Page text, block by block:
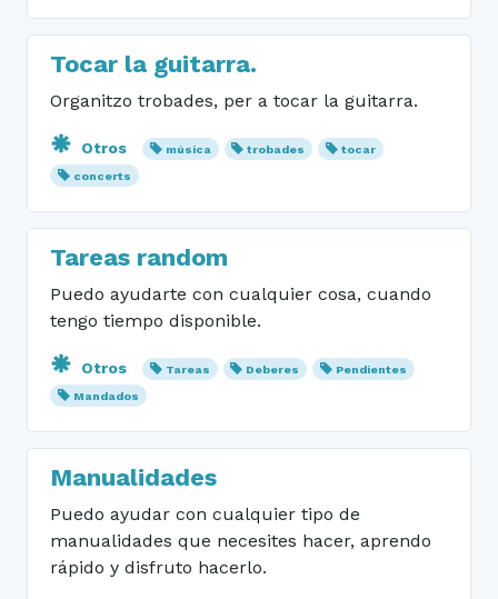
Tocar la guitarra.
Organitzo trobades, per a tocar la guitarra.
Otros música trobades
tocar
concerts
Tareas random
Puedo ayudarte con cualquier cosa, cuando
tengo tiempo disponible.
Otros Tareas Deberes
Pendientes
Mandados
Manualidades
Puedo ayudar con cualquier tipo de
manualidades que necesites hacer, aprendo
rápido y disfruto hacerlo.